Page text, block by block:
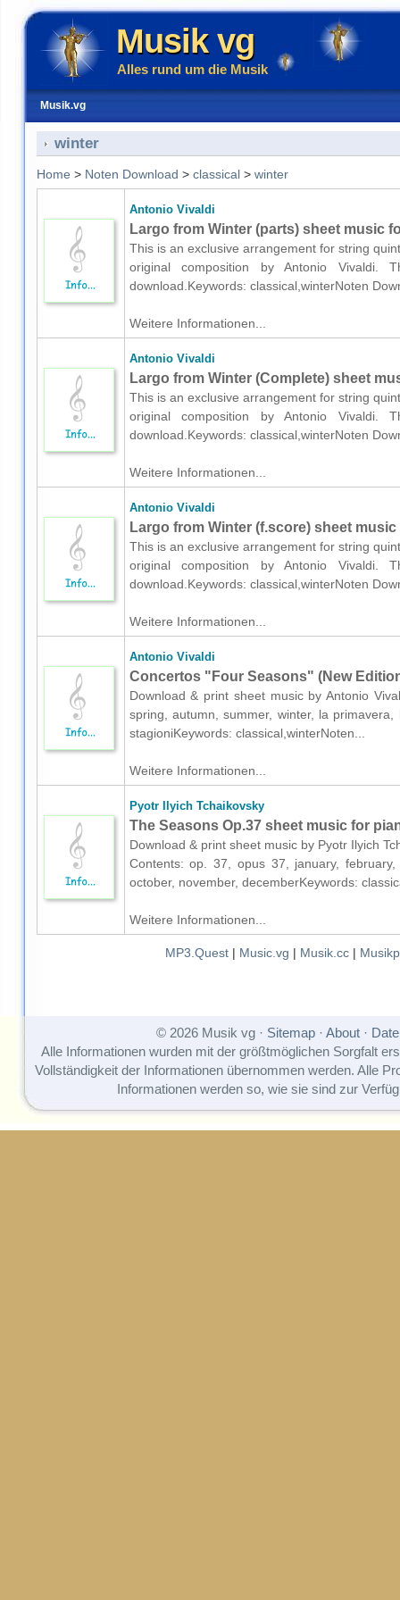
Musik vg
Alles rund um die Musik
Musik.vg
winter
Home > Noten Download > classical> winter
Antonio Vivaldi
Largo from Winter (parts) sheet music
This is an exclusive arrangement for string
original composition by Antonio
download.Keywords: classical,winterNoten
Weitere Informationen...
Antonio Vivaldi
Largo from Winter (Complete) sheet
This is an exclusive arrangement for string
original composition by Antonio
download.Keywords: classical,winterNoten
Weitere Informationen...
Antonio Vivaldi
Largo from Winter (f.score) sheet
This is an exclusive arrangement for string
original composition by Antonio
download.Keywords: classical,winterNoten
Weitere Informationen...
Antonio Vivaldi
Concertos "Four Seasons" (New
Download & print sheet music by Antonio
spring, autumn, summer, winter, la
stagioniKeywords: classical,winterNoten...
Weitere Informationen...
Pyotr Ilyich Tchaikovsky
The Seasons Op.37 sheet music for
Download & print sheet music by Pyotr Ilyich
Contents: op. 37, opus 37, january,
october, november, decemberKeywords:
Weitere Informationen...
MP3.Quest| Music.vg | Musik.cc|
© 2026 Musik vg · Sitemap· About·
Alle Informationen wurden mit der größtmöglichen Sorgfalt
Vollständigkeit der Informationen übernommen werden. Alle
Informationen werden so, wie sie sind zur